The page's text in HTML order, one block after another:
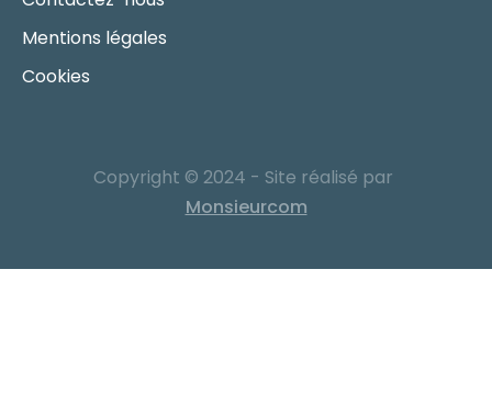
Mentions légales
Cookies
Copyright © 2024 - Site réalisé par
Monsieurcom